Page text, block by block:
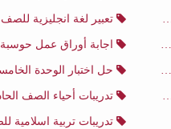
تعبير لغة انجليزية للصف
اجابة أوراق عمل حوسبة الصف
حل اختبار الوحدة الخامسة (الكيمياء الحيوية -
تدريبات أحياء الصف
تدريبات تربية اسلامية للصف